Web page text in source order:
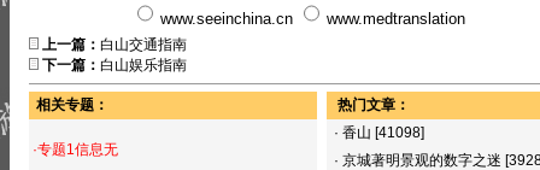
www.seeinchina.cn
www.medtranslation
上一篇： 白山交通指南
下一篇： 白山娱乐指南
相关专题：
·专题1信息无
热门文章：
· 香山 [41098]
· 京城著明景观的数字之迷